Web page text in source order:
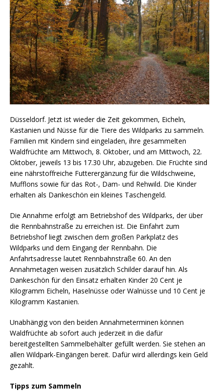
Düsseldorf. Jetzt ist wieder die Zeit gekommen, Eicheln,
Kastanien und Nüsse für die Tiere des Wildparks zu sammeln.
Familien mit Kindern sind eingeladen, ihre gesammelten
Waldfrüchte am Mittwoch, 8. Oktober, und am Mittwoch, 22.
Oktober, jeweils 13 bis 17.30 Uhr, abzugeben. Die Früchte sind
eine nährstoffreiche Futterergänzung für die Wildschweine,
Mufflons sowie für das Rot-, Dam- und Rehwild. Die Kinder
erhalten als Dankeschön ein kleines Taschengeld.
Die Annahme erfolgt am Betriebshof des Wildparks, der über
die Rennbahnstraße zu erreichen ist. Die Einfahrt zum
Betriebshof liegt zwischen dem großen Parkplatz des
Wildparks und dem Eingang der Rennbahn. Die
Anfahrtsadresse lautet Rennbahnstraße 60. An den
Annahmetagen weisen zusätzlich Schilder darauf hin. Als
Dankeschön für den Einsatz erhalten Kinder 20 Cent je
Kilogramm Eicheln, Haselnüsse oder Walnüsse und 10 Cent je
Kilogramm Kastanien.
Unabhängig von den beiden Annahmeterminen können
Waldfrüchte ab sofort auch jederzeit in die dafür
bereitgestellten Sammelbehälter gefüllt werden. Sie stehen an
allen Wildpark-Eingängen bereit. Dafür wird allerdings kein Geld
gezahlt.
Tipps zum Sammeln